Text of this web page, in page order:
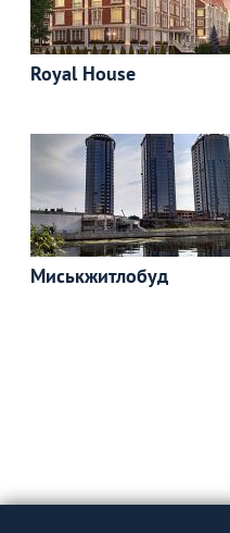
Royal House
Миськжитлобуд